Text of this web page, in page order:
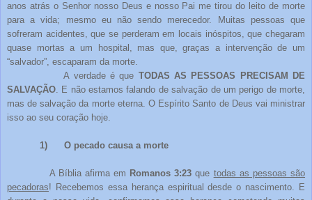
anos atrás o Senhor nosso Deus e nosso Pai me tirou do leito de morte
para a vida; mesmo eu não sendo merecedor. Muitas pessoas que
sofreram acidentes, que se perderam em locais inóspitos, que chegaram
quase mortas a um hospital, mas que, graças a intervenção de um
“salvador”, escaparam da morte.
A verdade é que TODAS AS PESSOAS PRECISAM DE
SALVAÇÃO. E não estamos falando de salvação de um perigo de morte,
mas de salvação da morte eterna. O Espírito Santo de Deus vai ministrar
isso ao seu coração hoje.
1) O pecado causa a morte
A Bíblia afirma em Romanos 3:23 que todas as pessoas são
pecadoras! Recebemos essa herança espiritual desde o nascimento. E